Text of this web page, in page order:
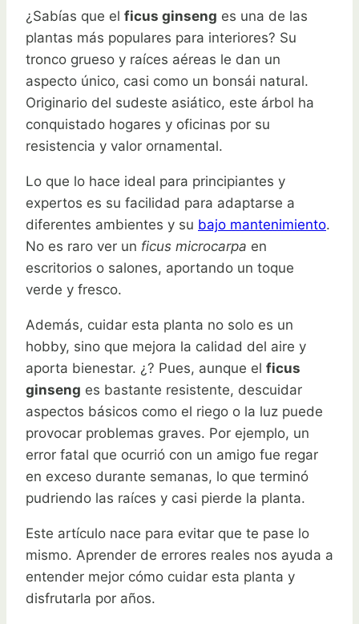
¿Sabías que el ficus ginseng es una de las
plantas más populares para interiores? Su
tronco grueso y raíces aéreas le dan un
aspecto único, casi como un bonsái natural.
Originario del sudeste asiático, este árbol ha
conquistado hogares y oficinas por su
resistencia y valor ornamental.
Lo que lo hace ideal para principiantes y
expertos es su facilidad para adaptarse a
diferentes ambientes y su bajo mantenimiento.
No es raro ver un ficus microcarpa en
escritorios o salones, aportando un toque
verde y fresco.
Además, cuidar esta planta no solo es un
hobby, sino que mejora la calidad del aire y
aporta bienestar. ¿? Pues, aunque el ficus
ginseng es bastante resistente, descuidar
aspectos básicos como el riego o la luz puede
provocar problemas graves. Por ejemplo, un
error fatal que ocurrió con un amigo fue regar
en exceso durante semanas, lo que terminó
pudriendo las raíces y casi pierde la planta.
Este artículo nace para evitar que te pase lo
mismo. Aprender de errores reales nos ayuda a
entender mejor cómo cuidar esta planta y
disfrutarla por años.